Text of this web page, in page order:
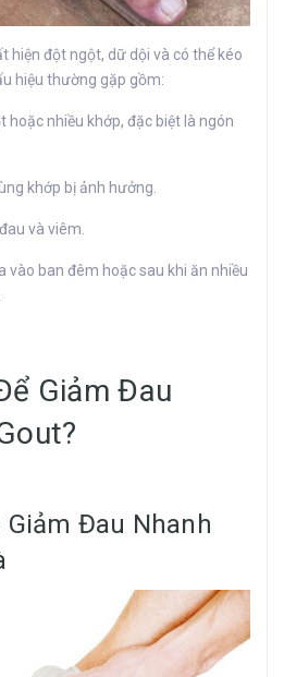
hiện đột ngột, dữ dội và có thể kéo
hiệu thường gặp gồm:
nhiều khớp, đặc biệt là ngón
khớp bị ảnh hưởng.
và viêm.
vào ban đêm hoặc sau khi ăn nhiều
Giảm Đau
Giảm Đau Nhanh